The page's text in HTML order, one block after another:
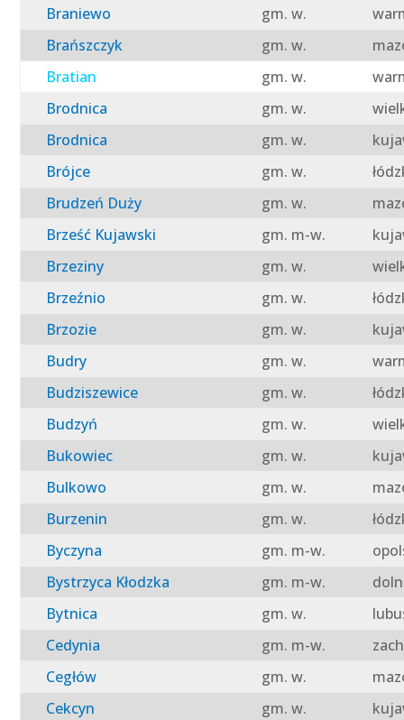
Braniewo
gm. w.
Brańszczyk
gm. w.
Bratian
gm. w.
Brodnica
gm. w.
Brodnica
gm. w.
Brójce
gm. w.
Brudzeń Duży
gm. w.
Brześć Kujawski
gm. m-w.
Brzeziny
gm. w.
Brzeźnio
gm. w.
Brzozie
gm. w.
Budry
gm. w.
Budziszewice
gm. w.
Budzyń
gm. w.
Bukowiec
gm. w.
Bulkowo
gm. w.
Burzenin
gm. w.
Byczyna
gm. m-w.
Bystrzyca Kłodzka
gm. m-w.
Bytnica
gm. w.
Cedynia
gm. m-w.
Cegłów
gm. w.
Cekcyn
gm. w.